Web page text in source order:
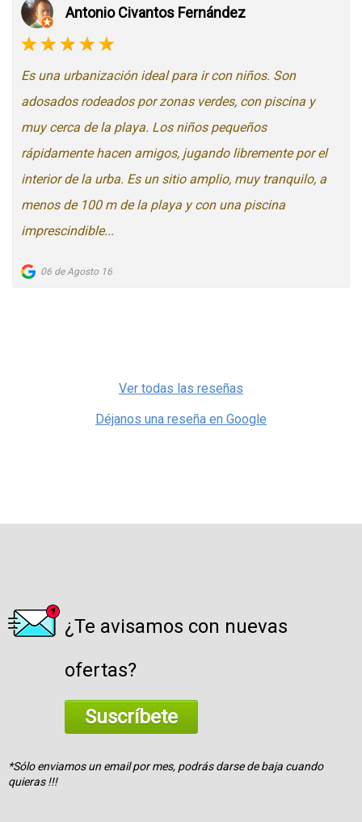
Antonio Civantos Fernández
Es una urbanización ideal para ir con niños. Son
adosados rodeados por zonas verdes, con piscina y
muy cerca de la playa. Los niños pequeños
rápidamente hacen amigos, jugando libremente por el
interior de la urba. Es un sitio amplio, muy tranquilo, a
menos de 100 m de la playa y con una piscina
imprescindible...
06 de Agosto 16
Ver todas las reseñas
Déjanos una reseña en Google
¿Te avisamos con nuevas
ofertas?
Suscríbete
*Sólo enviamos un email por mes, podrás darse de baja cuando
quieras !!!